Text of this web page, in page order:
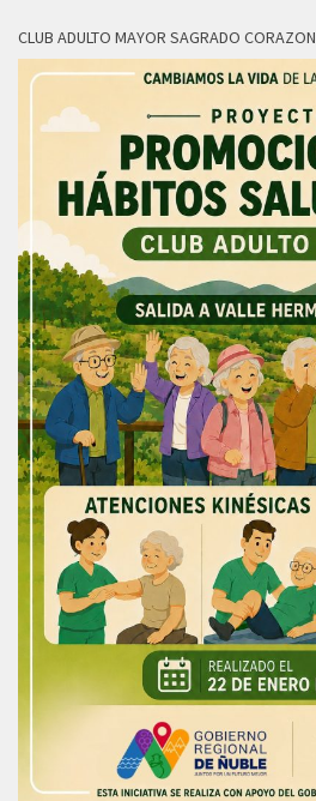
CLUB ADULTO MAYOR SAGRADO CORAZON